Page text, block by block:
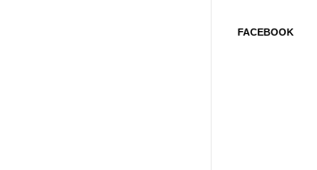
FACEBOOK